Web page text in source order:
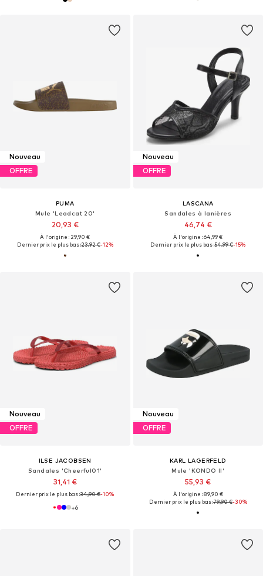
Nouveau
OFFRE
PUMA
Mule 'Leadcat 20'
20,93 €
À l'origine : 29,90 €
Dernier prix le plus bas :23,92 €-12%
Nouveau
OFFRE
LASCANA
Sandales à lanières
46,74 €
À l'origine : 64,99 €
Dernier prix le plus bas :54,99 €-15%
Nouveau
OFFRE
ILSE JACOBSEN
Sandales 'Cheerful01'
31,41 €
Dernier prix le plus bas :34,90 €-10%
+6
Nouveau
OFFRE
KARL LAGERFELD
Mule 'KONDO II'
55,93 €
À l'origine : 89,90 €
Dernier prix le plus bas :79,90 €-30%